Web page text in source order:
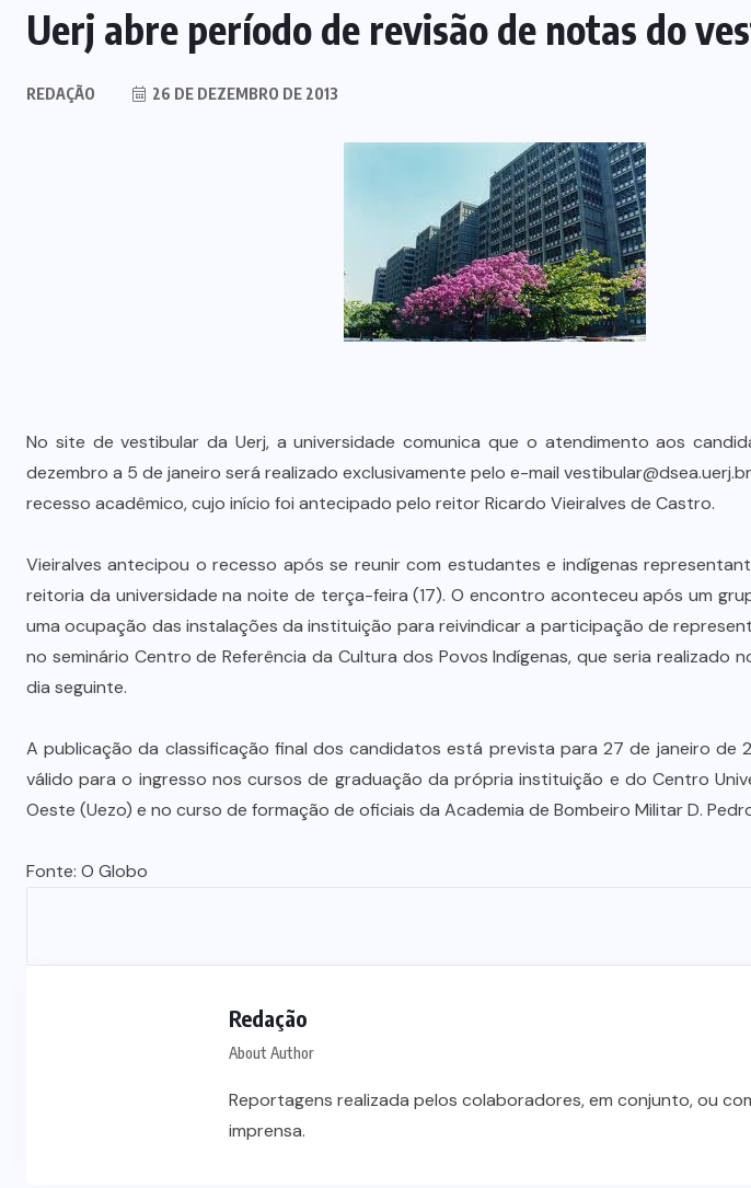
Uerj abre período de revisão de notas do
REDAÇÃO 26 DE DEZEMBRO DE 2013
No site de vestibular da Uerj, a universidade comunica que o atendimento aos
dezembro a 5 de janeiro será realizado exclusivamente pelo e-mail
recesso acadêmico, cujo início foi antecipado pelo reitor Ricardo Vieiralves de Castro.
Vieiralves antecipou o recesso após se reunir com estudantes e indígenas
reitoria da universidade na noite de terça-feira (17). O encontro aconteceu após um
uma ocupação das instalações da instituição para reivindicar a participação de
no seminário Centro de Referência da Cultura dos Povos Indígenas, que seria realizado
dia seguinte.
A publicação da classificação final dos candidatos está prevista para 27 de janeiro de
válido para o ingresso nos cursos de graduação da própria instituição e do Centro
Oeste (Uezo) e no curso de formação de oficiais da Academia de Bombeiro Militar D.
Fonte: O Globo
Redação
About Author
Reportagens realizada pelos colaboradores, em conjunto, ou
imprensa.